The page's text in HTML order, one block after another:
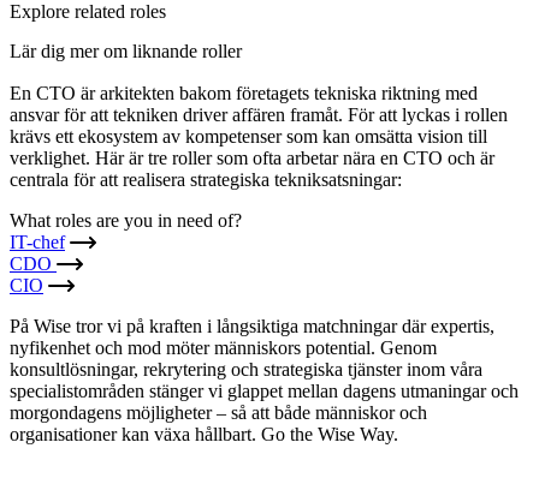
Explore related roles
Lär dig mer om liknande roller
En CTO är arkitekten bakom företagets tekniska riktning med
ansvar för att tekniken driver affären framåt. För att lyckas i rollen
krävs ett ekosystem av kompetenser som kan omsätta vision till
verklighet. Här är tre roller som ofta arbetar nära en CTO och är
centrala för att realisera strategiska tekniksatsningar:
What roles are you in need of?
IT-chef
CDO
CIO
På Wise tror vi på kraften i långsiktiga matchningar där expertis,
nyfikenhet och mod möter människors potential. Genom
konsultlösningar, rekrytering och strategiska tjänster inom våra
specialistområden stänger vi glappet mellan dagens utmaningar och
morgondagens möjligheter – så att både människor och
organisationer kan växa hållbart. Go the Wise Way.